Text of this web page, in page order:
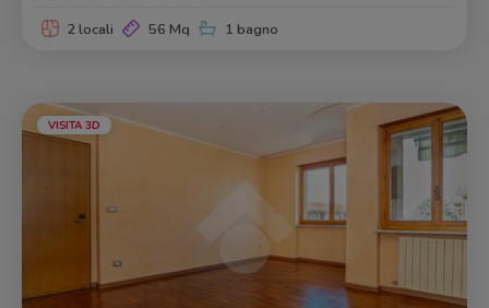
2 locali 56 Mq 1 bagno
VISITA 3D